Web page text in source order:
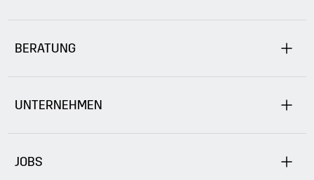
BERATUNG
UNTERNEHMEN
JOBS